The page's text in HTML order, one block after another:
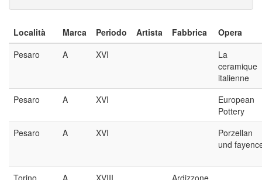
Località Marca Periodo Artista Fabbrica
Opera
Pesaro
A XVI
La
ceramique
italienne
Pesaro
A XVI
European
Pottery
Pesaro
A XVI
Porzellan
und
Torino A XVIII
Ardizzone